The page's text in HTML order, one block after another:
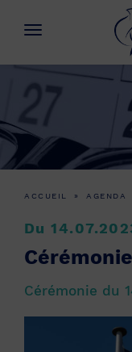
ACCUEIL » AGENDA
Du
Cérémonie du